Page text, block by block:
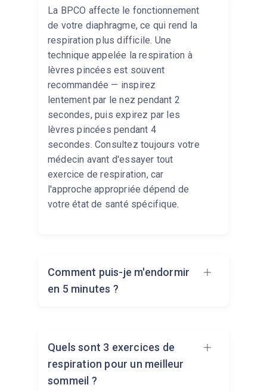
La BPCO affecte le fonctionnement
de votre diaphragme, ce qui rend la
respiration plus difficile. Une
technique appelée la respiration à
lèvres pincées est souvent
recommandée — inspirez
lentement par le nez pendant 2
secondes, puis expirez par les
lèvres pincées pendant 4
secondes. Consultez toujours votre
médecin avant d'essayer tout
exercice de respiration, car
l'approche appropriée dépend de
votre état de santé spécifique.
Comment puis-je m'endormir
en 5 minutes ?
Aucune technique ne garantit
l'endormissement en exactement 5
minutes, mais la méthode 4-7-8 et
la respiration carrée font partie des
Quels sont 3 exercices de
respiration pour un meilleur
sommeil ?